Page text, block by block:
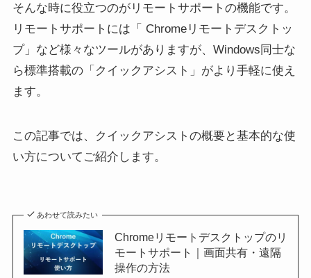
そんな時に役立つのがリモートサポートの機能です。
リモートサポートには「 Chromeリモートデスクトッ
プ」など様々なツールがありますが、Windows同士な
ら標準搭載の「クイックアシスト」がより手軽に使え
ます。
この記事では、クイックアシストの概要と基本的な使
い方についてご紹介します。
あわせて読みたい
Chromeリモートデスクトップのリ
モートサポート｜画面共有・遠隔
操作の方法